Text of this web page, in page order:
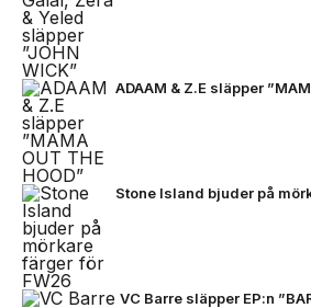
ADAAM & Z.E släpper
Stone Island bjuder på
VC Barre släpper EP:n